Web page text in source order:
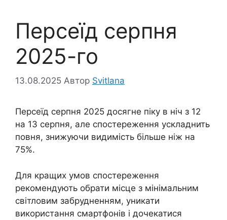
Персеїд серпня
2025-го
13.08.2025 Автор Svitlana
Персеїд серпня 2025 досягне піку в ніч з 12
на 13 серпня, але спостереження ускладнить
повня, знижуючи видимість більше ніж на
75%.
Для кращих умов спостереження
рекомендують обрати місце з мінімальним
світловим забрудненням, уникати
використання смартфонів і дочекатися